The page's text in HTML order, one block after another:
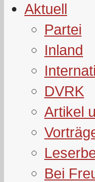
Aktuell
Partei
Inland
DVRK
Artikel
Bei